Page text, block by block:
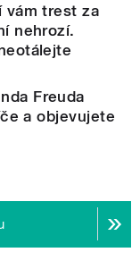
vám trest za
nehrozí.
Freuda
a objevujete